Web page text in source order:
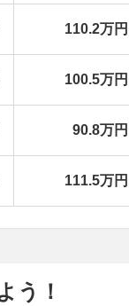
110.2万
100.5万
90.8万
111.5万
う！